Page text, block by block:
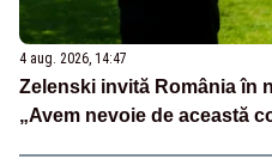
4 aug. 2026, 14:47
Zelenski invită România în
„Avem nevoie de această